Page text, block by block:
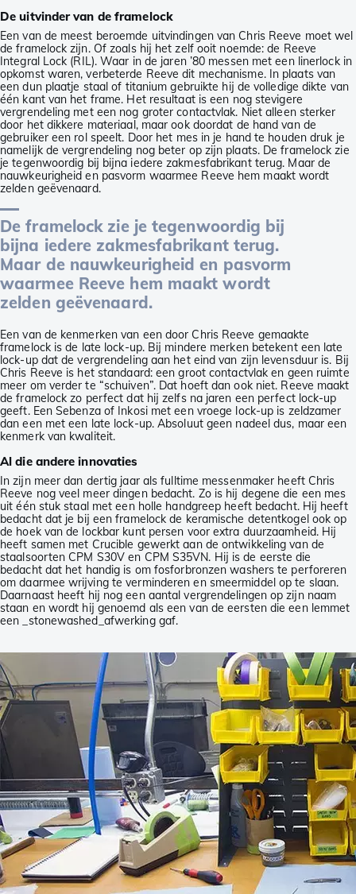
De uitvinder van de framelock
Een van de meest beroemde uitvindingen van Chris Reeve moet wel
de framelock zijn. Of zoals hij het zelf ooit noemde: de Reeve
Integral Lock (RIL). Waar in de jaren ’80 messen met een linerlock in
opkomst waren, verbeterde Reeve dit mechanisme. In plaats van
een dun plaatje staal of titanium gebruikte hij de volledige dikte van
één kant van het frame. Het resultaat is een nog stevigere
vergrendeling met een nog groter contactvlak. Niet alleen sterker
door het dikkere materiaal, maar ook doordat de hand van de
gebruiker een rol speelt. Door het mes in je hand te houden druk je
namelijk de vergrendeling nog beter op zijn plaats. De framelock zie
je tegenwoordig bij bijna iedere zakmesfabrikant terug. Maar de
nauwkeurigheid en pasvorm waarmee Reeve hem maakt wordt
zelden geëvenaard.
De framelock zie je tegenwoordig bij
bijna iedere zakmesfabrikant terug.
Maar de nauwkeurigheid en pasvorm
waarmee Reeve hem maakt wordt
zelden geëvenaard.
Een van de kenmerken van een door Chris Reeve gemaakte
framelock is de late lock-up. Bij mindere merken betekent een late
lock-up dat de vergrendeling aan het eind van zijn levensduur is. Bij
Chris Reeve is het standaard: een groot contactvlak en geen ruimte
meer om verder te “schuiven”. Dat hoeft dan ook niet. Reeve maakt
de framelock zo perfect dat hij zelfs na jaren een perfect lock-up
geeft. Een Sebenza of Inkosi met een vroege lock-up is zeldzamer
dan een met een late lock-up. Absoluut geen nadeel dus, maar een
kenmerk van kwaliteit.
Al die andere innovaties
In zijn meer dan dertig jaar als fulltime messenmaker heeft Chris
Reeve nog veel meer dingen bedacht. Zo is hij degene die een mes
uit één stuk staal met een holle handgreep heeft bedacht. Hij heeft
bedacht dat je bij een framelock de keramische detentkogel ook op
de hoek van de lockbar kunt persen voor extra duurzaamheid. Hij
heeft samen met Crucible gewerkt aan de ontwikkeling van de
staalsoorten CPM S30V en CPM S35VN. Hij is de eerste die
bedacht dat het handig is om fosforbronzen washers te perforeren
om daarmee wrijving te verminderen en smeermiddel op te slaan.
Daarnaast heeft hij nog een aantal vergrendelingen op zijn naam
staan en wordt hij genoemd als een van de eersten die een lemmet
een _stonewashed_afwerking gaf.